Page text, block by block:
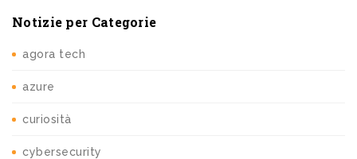
Notizie per Categorie
agora tech
azure
curiosità
cybersecurity